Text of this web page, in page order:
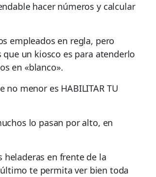
hacer números y calcular
empleados en regla, pero
un kiosco es para atenderlo
en «blanco».
menor es HABILITAR TU
lo pasan por alto, en
heladeras en frente de la
te permita ver bien toda